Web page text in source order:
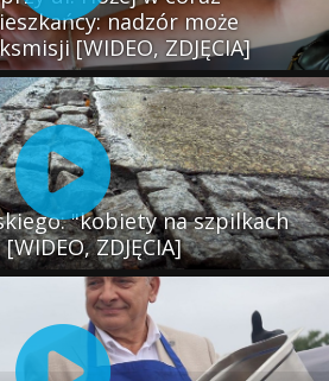
nadzór może
[WIDEO, ZDJĘCIA]
"kobiety na szpilkach
ZDJĘCIA]